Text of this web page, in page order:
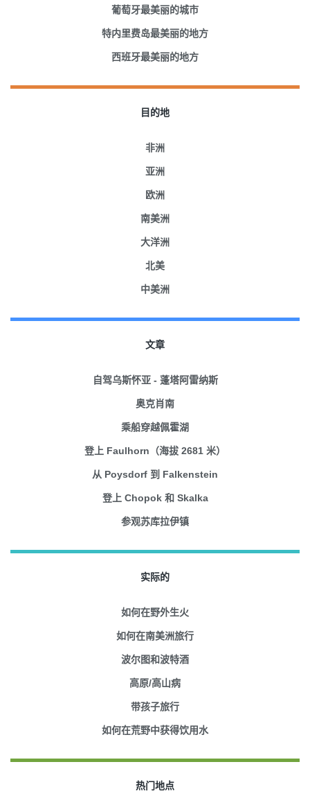
葡萄牙最美丽的城市
特内里费岛最美丽的地方
西班牙最美丽的地方
目的地
非洲
亚洲
欧洲
南美洲
大洋洲
北美
中美洲
文章
自驾乌斯怀亚 - 蓬塔阿雷纳斯
奥克肖南
乘船穿越佩霍湖
登上 Faulhorn（海拔 2681 米）
从 Poysdorf 到 Falkenstein
登上 Chopok 和 Skalka
参观苏库拉伊镇
实际的
如何在野外生火
如何在南美洲旅行
波尔图和波特酒
高原/高山病
带孩子旅行
如何在荒野中获得饮用水
热门地点